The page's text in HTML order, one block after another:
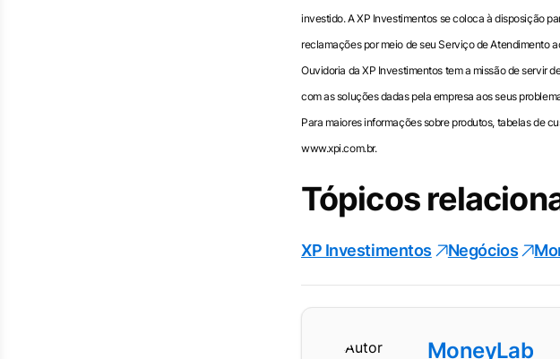
investido. A XP Investimentos se coloca à disposição
reclamações por meio de seu Serviço de Atendimento
Ouvidoria da XP Investimentos tem a missão de servir
com as soluções dadas pela empresa aos seus
Para maiores informações sobre produtos, tabelas de
www.xpi.com.br.
Tópicos
XP Investimentos Negócios
MoneyLab